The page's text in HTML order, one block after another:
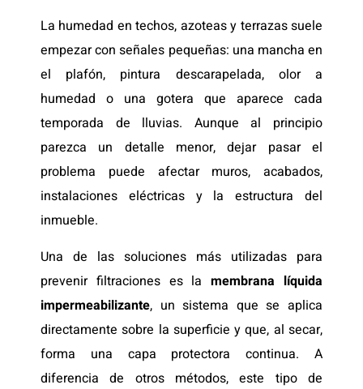
La humedad en techos, azoteas y terrazas suele
empezar con señales pequeñas: una mancha en
el plafón, pintura descarapelada, olor a
humedad o una gotera que aparece cada
temporada de lluvias. Aunque al principio
parezca un detalle menor, dejar pasar el
problema puede afectar muros, acabados,
instalaciones eléctricas y la estructura del
inmueble.
Una de las soluciones más utilizadas para
prevenir filtraciones es lamembrana líquida
impermeabilizante, un sistema que se aplica
directamente sobre la superficie y que, al secar,
forma una capa protectora continua. A
diferencia de otros métodos, este tipo de